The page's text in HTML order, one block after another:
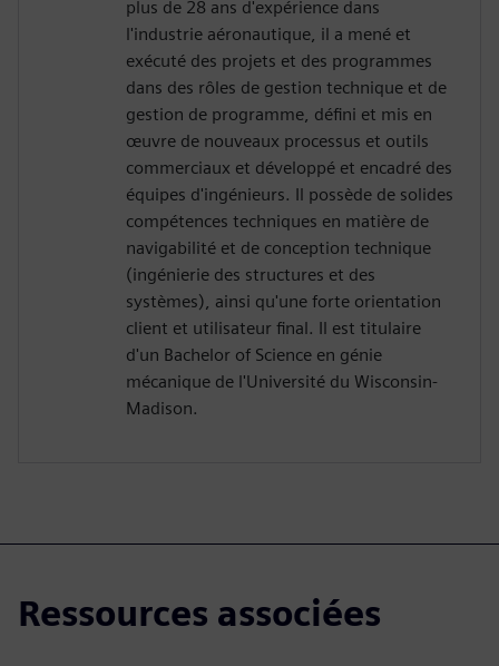
plus de 28 ans d'expérience dans
l'industrie aéronautique, il a mené et
exécuté des projets et des programmes
dans des rôles de gestion technique et de
gestion de programme, défini et mis en
œuvre de nouveaux processus et outils
commerciaux et développé et encadré des
équipes d'ingénieurs. Il possède de solides
compétences techniques en matière de
navigabilité et de conception technique
(ingénierie des structures et des
systèmes), ainsi qu'une forte orientation
client et utilisateur final. Il est titulaire
d'un Bachelor of Science en génie
mécanique de l'Université du Wisconsin-
Madison.
Ressources associées